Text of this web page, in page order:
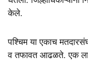
केले.
पश्चिम या एकाच
व तफावत आढळते. एक